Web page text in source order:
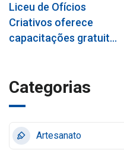
Liceu de Ofícios
Criativos oferece
capacitações gratuitas
Categorias
Artesanato